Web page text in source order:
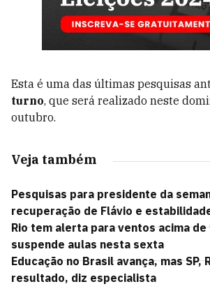
Esta é uma das últimas pesquisas
turno, que será realizado neste
outubro.
Veja também
Pesquisas para presidente da
recuperação de Flávio e
Rio tem alerta para ventos acima de
suspende aulas nesta sexta
Educação no Brasil avança, mas SP,
resultado, diz especialista